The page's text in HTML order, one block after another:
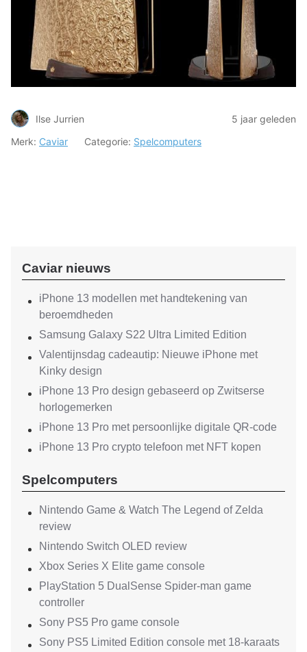
Ilse Jurrien
5 jaar geleden
Merk: Caviar Categorie: Spelcomputers
Caviar nieuws
iPhone 13 modellen met handtekening van
beroemdheden
Samsung Galaxy S22 Ultra Limited Edition
Valentijnsdag cadeautip: Nieuwe iPhone met
Kinky design
iPhone 13 Pro design gebaseerd op Zwitserse
horlogemerken
iPhone 13 Pro met persoonlijke digitale QR-code
iPhone 13 Pro crypto telefoon met NFT kopen
Spelcomputers
Nintendo Game & Watch The Legend of Zelda
review
Nintendo Switch OLED review
Xbox Series X Elite game console
PlayStation 5 DualSense Spider-man game
controller
Sony PS5 Pro game console
Sony PS5 Limited Edition console met 18-karaats